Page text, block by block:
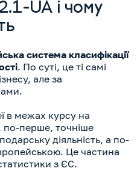
UA і чому
система класифікації
. По суті, це ті самі
але за
в межах курсу на
перше, точніше
діяльність, а по-
Це частина
з ЄС.